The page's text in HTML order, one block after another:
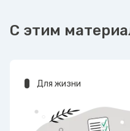
С этим
Для жизни